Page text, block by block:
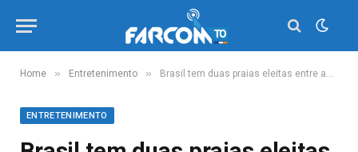
Home » Entretenimento » Brasil tem duas praias eleitas entre as 25 melhores do mundo para viajar em 2025, segundo Tripadvisor
ENTRETENIMENTO